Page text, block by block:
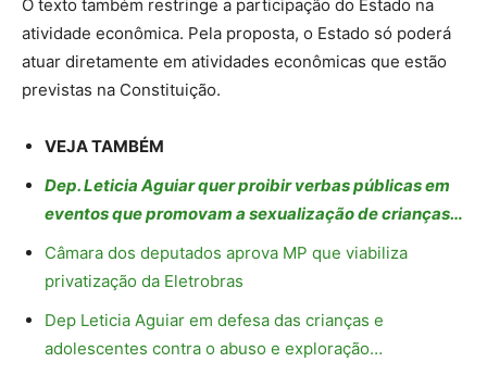
O texto também restringe a participação do Estado na
atividade econômica. Pela proposta, o Estado só poderá
atuar diretamente em atividades econômicas que estão
previstas na Constituição.
VEJA TAMBÉM
Dep. Leticia Aguiar quer proibir verbas públicas em
eventos que promovam a sexualização de crianças…
Câmara dos deputados aprova MP que viabiliza
privatização da Eletrobras
Dep Leticia Aguiar em defesa das crianças e
adolescentes contra o abuso e exploração…